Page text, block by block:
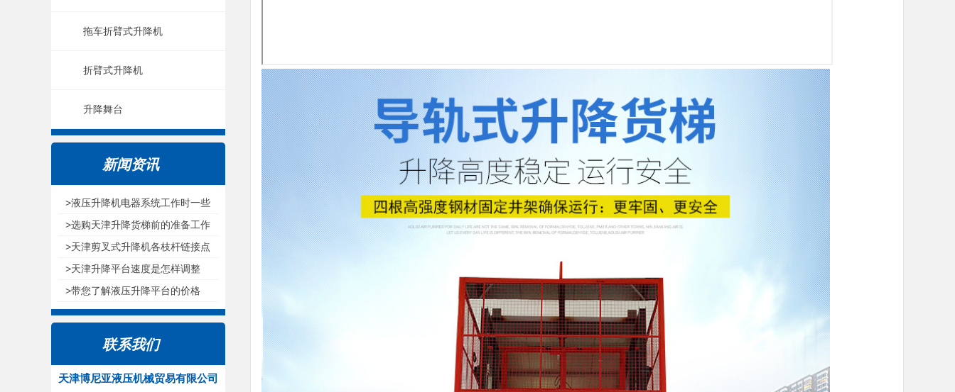
拖车折臂式升降机
折臂式升降机
升降舞台
新闻资讯
>液压升降机电器系统工作时一些
注意环节
>选购天津升降货梯前的准备工作
>天津剪叉式升降机各枝杆链接点
为什么选用无油耐磨轴承呢
>天津升降平台速度是怎样调整
的？
>带您了解液压升降平台的价格
联系我们
天津博尼亚液压机械贸易有限公司